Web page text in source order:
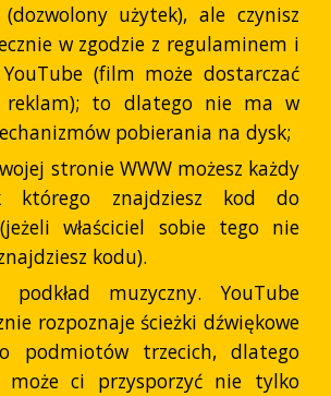
użytek), ale czynisz
w zgodzie z regulaminem i
(film może dostarczać
reklam); to dlatego nie ma w
pobierania na dysk;
stronie WWW możesz każdy
którego znajdziesz kod do
właściciel sobie tego nie
kodu).
muzyczny. YouTube
rozpoznaje ścieżki dźwiękowe
podmiotów trzecich, dlatego
może ci przysporzyć nie tylko